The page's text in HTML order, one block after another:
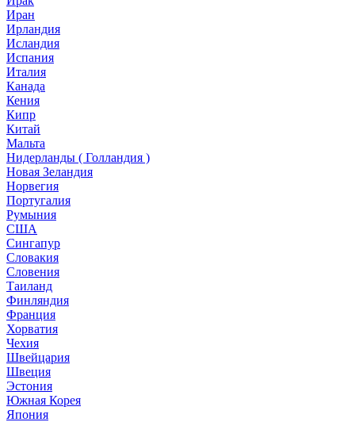
Иран
Ирландия
Исландия
Испания
Италия
Канада
Кения
Кипр
Китай
Мальта
Нидерланды ( Голландия )
Новая Зеландия
Норвегия
Португалия
Румыния
США
Сингапур
Словакия
Словения
Таиланд
Финляндия
Франция
Хорватия
Чехия
Швейцария
Швеция
Эстония
Южная Корея
Япония